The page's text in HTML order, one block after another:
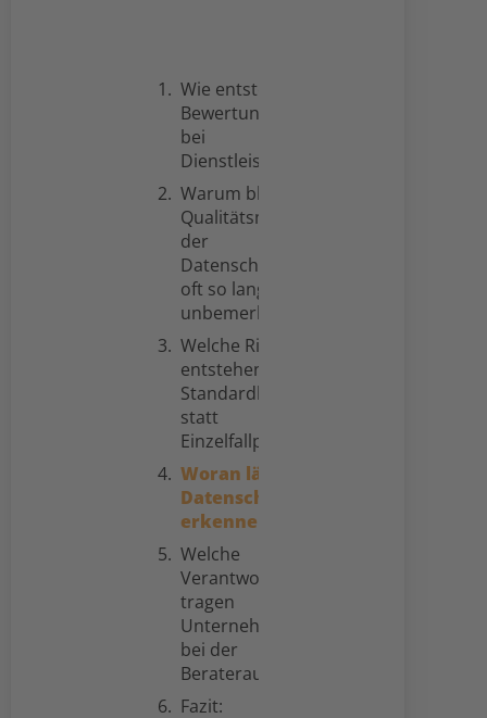
Wie entsteht ein
Bewertungsbias
bei
Dienstleistungen?
Warum bleiben
Qualitätsmängel in
der
Datenschutzberatung
oft so lange
unbemerkt?
Welche Risiken
entstehen durch
Standardlösungen
statt
Einzelfallprüfung?
Woran lässt sich gute
Datenschutzberatung
erkennen?
Welche
Verantwortung
tragen
Unternehmen
bei der
Beraterauswahl?
Fazit: